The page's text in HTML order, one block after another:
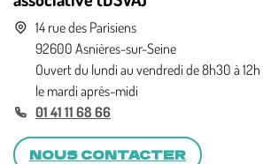
14 rue des Parisiens
92600 Asnières-sur-Seine
Ouvert du lundi au vendredi de 8h30 à 12h
le mardi après-midi
01 41 11 68 66
NOUS CONTACTER